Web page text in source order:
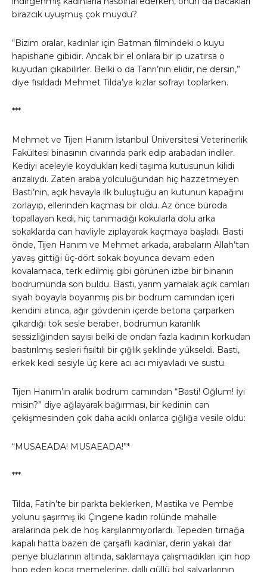
birazcık uyuşmuş çok muydu?
“Bizim oralar, kadınlar için Batman filmindeki o kuyu
hapishane gibidir. Ancak bir el onlara bir ip uzatırsa o
kuyudan çıkabilirler. Belki o da Tanrı’nın elidir, ne dersin,”
diye fısıldadı Mehmet Tilda’ya kızlar sofrayı toplarken.
***
Mehmet ve Tijen Hanım İstanbul Üniversitesi Veterinerlik
Fakültesi binasının civarında park edip arabadan indiler.
Kediyi aceleyle koydukları kedi taşıma kutusunun kilidi
arızalıydı. Zaten araba yolculuğundan hiç hazzetmeyen
Basti’nin, açık havayla ilk buluştuğu an kutunun kapağını
zorlayıp, ellerinden kaçması bir oldu. Az önce büroda
topallayan kedi, hiç tanımadığı kokularla dolu arka
sokaklarda can havliyle zıplayarak kaçmaya başladı. Basti
önde, Tijen Hanım ve Mehmet arkada, arabaların Allah’tan
yavaş gittiği üç-dört sokak boyunca devam eden
kovalamaca, terk edilmiş gibi görünen izbe bir binanın
bodrumunda son buldu. Basti, yarım yamalak açık camları
siyah boyayla boyanmış pis bir bodrum camından içeri
kendini atınca, ağır gövdenin içerde betona çarparken
çıkardığı tok sesle beraber, bodrumun karanlık
sessizliğinden sayısı belki de ondan fazla kadının korkudan
bastırılmış sesleri fısıltılı bir çığlık şeklinde yükseldi. Basti,
erkek kedi sesiyle üç kere acı acı miyavladı ve sustu.
Tijen Hanım’ın aralık bodrum camından “Basti! Oğlum! İyi
misin?” diye ağlayarak bağırması, bir kedinin can
çekişmesinden çok daha acıklı onlarca çığlığa vesile oldu:
“MUSAEADA! MUSAEADA!”*
***
Tilda, Fatih’te bir parkta beklerken, Mastika ve Pembe
yolunu şaşırmış iki Çingene kadın rolünde mahalle
aralarında pek de hoş karşılanmıyorlardı. Tepeden tırnağa
kapalı hatta bazen de çarşaflı kadınlar, derin yakalı dar
penye bluzlarının altında, saklamaya çalışmadıkları için hop
hop eden koca memelerine, dallı güllü bol şalvarlarının